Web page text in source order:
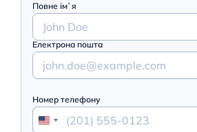
Повне ім`я
Електрона пошта
Номер телефону